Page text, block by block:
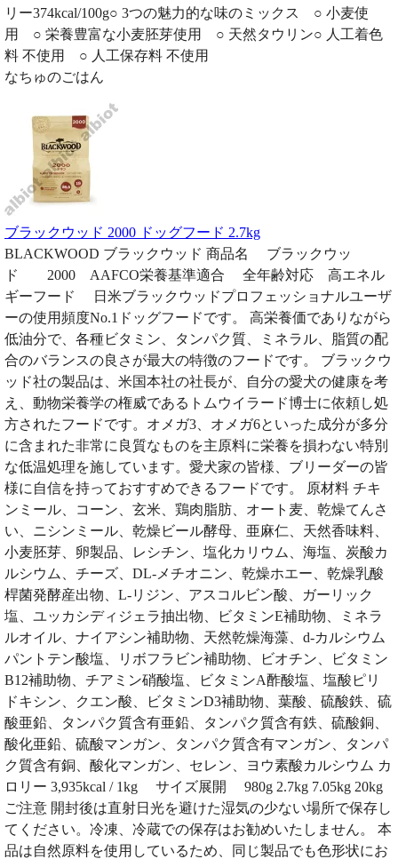
リー374kcal/100g○ 3つの魅力的な味のミックス ○ 小麦使
用 ○ 栄養豊富な小麦胚芽使用 ○ 天然タウリン○ 人工着色
料 不使用 ○ 人工保存料 不使用
なちゅのごはん
ブラックウッド 2000 ドッグフード 2.7kg
BLACKWOOD ブラックウッド 商品名 ブラックウッ
ド 2000 AAFCO栄養基準適合 全年齢対応 高エネル
ギーフード 日米ブラックウッドプロフェッショナルユーザ
ーの使用頻度No.1ドッグフードです。 高栄養価でありながら
低油分で、各種ビタミン、タンパク質、ミネラル、脂質の配
合のバランスの良さが最大の特徴のフードです。 ブラックウ
ッド社の製品は、米国本社の社長が、自分の愛犬の健康を考
え、動物栄養学の権威であるトムウイラード博士に依頼し処
方されたフードです。オメガ3、オメガ6といった成分が多分
に含まれた非常に良質なものを主原料に栄養を損わない特別
な低温処理を施しています。愛犬家の皆様、ブリーダーの皆
様に自信を持っておすすめできるフードです。 原材料 チキ
ンミール、コーン、玄米、鶏肉脂肪、オート麦、乾燥てんさ
い、ニシンミール、乾燥ビール酵母、亜麻仁、天然香味料、
小麦胚芽、卵製品、レシチン、塩化カリウム、海塩、炭酸カ
ルシウム、チーズ、DL-メチオニン、乾燥ホエー、乾燥乳酸
桿菌発酵産出物、L-リジン、アスコルビン酸、ガーリック
塩、ユッカシディジェラ抽出物、ビタミンE補助物、ミネラ
ルオイル、ナイアシン補助物、天然乾燥海藻、d-カルシウム
パントテン酸塩、リボフラビン補助物、ビオチン、ビタミン
B12補助物、チアミン硝酸塩、ビタミンA酢酸塩、塩酸ピリ
ドキシン、クエン酸、ビタミンD3補助物、葉酸、硫酸鉄、硫
酸亜鉛、タンパク質含有亜鉛、タンパク質含有鉄、硫酸銅、
酸化亜鉛、硫酸マンガン、タンパク質含有マンガン、タンパ
ク質含有銅、酸化マンガン、セレン、ヨウ素酸カルシウム カ
ロリー 3,935kcal / 1kg サイズ展開 980g 2.7kg 7.05kg 20kg
ご注意 開封後は直射日光を避けた湿気の少ない場所で保存し
てください。冷凍、冷蔵での保存はお勧めいたしません。 本
品は自然原料を使用しているため、同じ製品でも色形状にお